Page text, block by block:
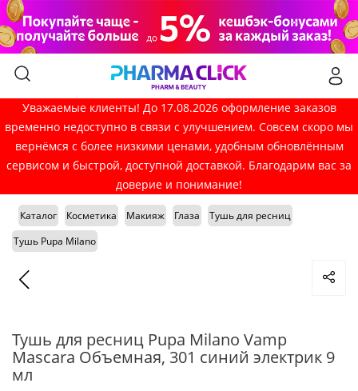
Уважаемые клиенты! До 17.08.2026 оформление заказов
временно недоступно в связи с улучшением. Совсем скоро мы
вернёмся с более низкими ценами, удобным обновлённым
сервисом и быстрой, доступной доставкой. Благодарим вас за
доверие и понимание!
Каталог Косметика Макияж Глаза
Тушь для ресниц
Тушь Pupa Milano
Тушь для ресниц Pupa Milano Vamp
Mascara Объемная, 301 синий электрик 9
мл